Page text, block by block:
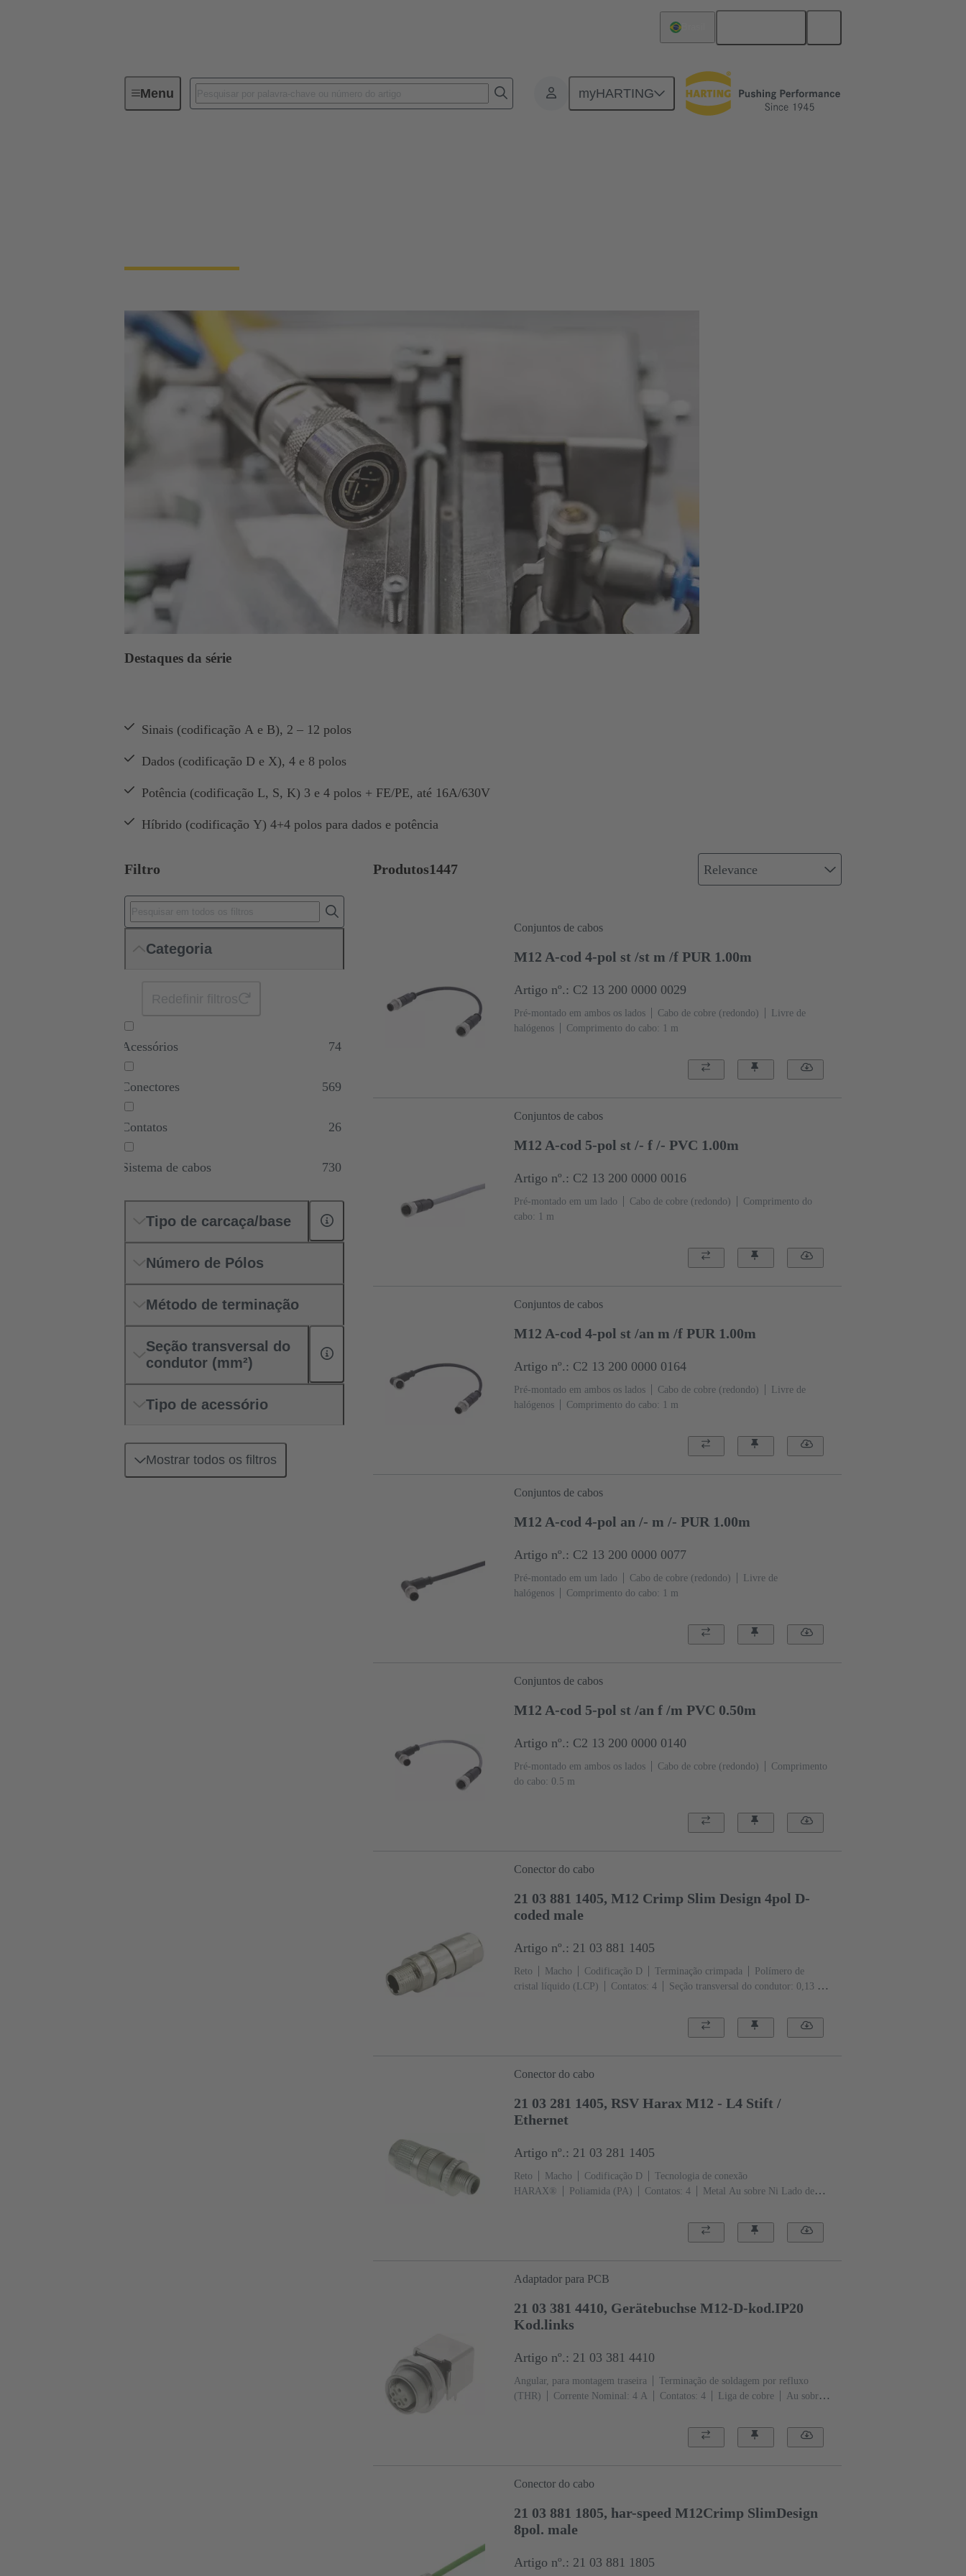
Menu myHARTING
Série
Destaques da série
Sinais (codificação A e B), 2 – 12 polos
Dados (codificação D e X), 4 e 8 polos
Potência (codificação L, S, K) 3 e 4 polos + FE/PE, até 16A/630V
Híbrido (codificação Y) 4+4 polos para dados e potência
Filtro
Categoria
Acessórios 74
Conectores 569
Contatos 26
Sistema de cabos 730
Tipo de carcaça/base
Número de Pólos
Método de terminação
Seção transversal do
condutor (mm²)
Tipo de acessório
Mostrar todos os filtros
Produtos1447 Relevance
Conjuntos de cabos
M12 A-cod 4-pol st /st m /f PUR 1.00m
Artigo nº.: C2 13 200 0000 0029
Pré-montado em ambos os lados Cabo de cobre (redondo)
Livre de
halógenos
Comprimento do cabo: 1 m
Conjuntos de cabos
M12 A-cod 5-pol st /- f /- PVC 1.00m
Artigo nº.: C2 13 200 0000 0016
Pré-montado em um lado Cabo de cobre (redondo)
Comprimento do
cabo: 1 m
Conjuntos de cabos
M12 A-cod 4-pol st /an m /f PUR 1.00m
Artigo nº.: C2 13 200 0000 0164
Pré-montado em ambos os lados Cabo de cobre (redondo)
Livre de
halógenos
Comprimento do cabo: 1 m
Conjuntos de cabos
M12 A-cod 4-pol an /- m /- PUR 1.00m
Artigo nº.: C2 13 200 0000 0077
Pré-montado em um lado Cabo de cobre (redondo)
Livre de
halógenos
Comprimento do cabo: 1 m
Conjuntos de cabos
M12 A-cod 5-pol st /an f /m PVC 0.50m
Artigo nº.: C2 13 200 0000 0140
Pré-montado em ambos os lados Cabo de cobre (redondo)
Comprimento
do cabo: 0.5 m
Conector do cabo
21 03 881 1405, M12 Crimp Slim Design 4pol D-
coded male
Artigo nº.: 21 03 881 1405
Reto Macho Codificação D Terminação crimpada
Polímero de
cristal líquido (LCP)
Contatos: 4
Seção transversal do condutor: 0,13 ...
Grau de proteção: IP65 / IP67 condição conectada
Conector do cabo
21 03 281 1405, RSV Harax M12 - L4 Stift /
Ethernet
Artigo nº.: 21 03 281 1405
Reto Macho Codificação D
Tecnologia de conexão
HARAX®
Poliamida (PA) Contatos: 4
Metal Au sobre Ni Lado de
Trava parafuso
Grau de proteção: IP65 /
Adaptador para PCB
21 03 381 4410, Gerätebuchse M12-D-kod.IP20
Kod.links
Artigo nº.: 21 03 381 4410
Angular, para montagem traseira
Terminação de soldagem por refluxo
(THR)
Corrente Nominal: ‌4 A Contatos: 4 Liga de cobre
Au sobre
Conector do cabo
21 03 881 1805, har-speed M12Crimp SlimDesign
8pol. male
Artigo nº.: 21 03 881 1805